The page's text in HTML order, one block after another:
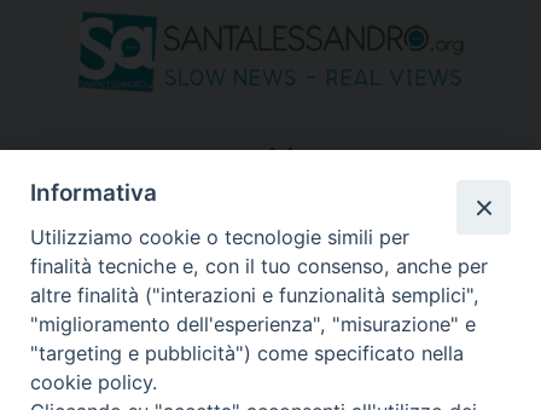
seguici su
Informativa
Utilizziamo cookie o tecnologie simili per
finalità tecniche e, con il tuo consenso, anche per
altre finalità ("interazioni e funzionalità semplici",
"miglioramento dell'esperienza", "misurazione" e
"targeting e pubblicità") come specificato nella
cookie policy.